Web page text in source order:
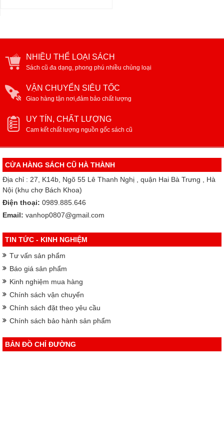
NHIỀU THỂ LOẠI SÁCH
Sách cũ đa dạng, phong phú nhiều chủng loại
VẬN CHUYỂN SIÊU TỐC
Giao hàng tận nơi,đảm bảo chất lượng
UY TÍN, CHẤT LƯỢNG
Cam kết chất lượng nguồn gốc sách cũ
CỬA HÀNG SÁCH CŨ HÀ THÀNH
Địa chỉ : 27, K14b, Ngõ 55 Lê Thanh Nghị , quận Hai Bà Trưng , Hà
Nội (khu chợ Bách Khoa)
Điện thoại: 0989.885.646
Email: vanhop0807@gmail.com
TIN TỨC - KINH NGHIỆM
Tư vấn sản phẩm
Báo giá sản phẩm
Kinh nghiệm mua hàng
Chính sách vận chuyển
Chính sách đặt theo yêu cầu
Chính sách bảo hành sản phẩm
BẢN ĐỒ CHỈ ĐƯỜNG